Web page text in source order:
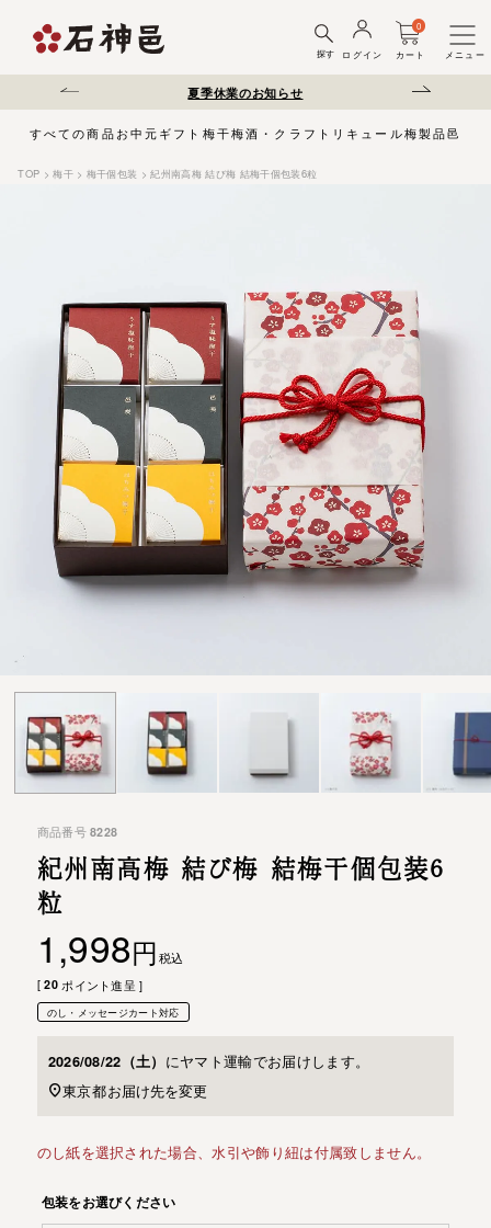
探す ログイン カート
0
メニュー
延について 夏季休業のお知らせ 弊社を装った偽
すべての商品 お中元 ギフト 梅干梅酒・クラフトリキュール梅製品邑じ
TOP 梅干 梅干個包装 紀州南高梅 結び梅 結梅干個包装6粒
商品番号 8228
紀州南高梅 結び梅 結梅干個包装6
粒
1,998
税込
[ 20 ポイント進呈 ]
のし・メッセージカート対応
2026/08/22（土） にヤマト運輸でお届けします。
東京都お届け先を変更
のし紙を選択された場合、水引や飾り紐は付属致しません。
包装をお選びください